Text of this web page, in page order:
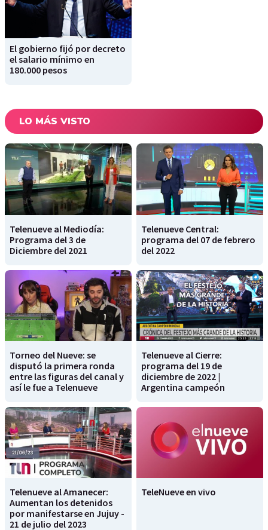
El gobierno fijó por decreto
el salario mínimo en
180.000 pesos
LO MÁS VISTO
Telenueve al Mediodía:
Programa del 3 de
Diciembre del 2021
Telenueve Central:
programa del 07 de febrero
del 2022
Torneo del Nueve: se
disputó la primera ronda
entre las figuras del canal y
así le fue a Telenueve
Telenueve al Cierre:
programa del 19 de
diciembre de 2022 |
Argentina campeón
Telenueve al Amanecer:
Aumentan los detenidos
por manifestarse en Jujuy -
21 de julio del 2023
TeleNueve en vivo